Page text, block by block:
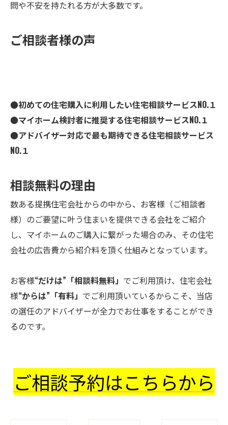
問や不安を持たれる方が大多数です。
ご相談者様の声
●初めての住宅購入に利用したい住宅相談サービスNO.１
●マイホーム検討者に推奨する住宅相談サービスNO.１
●アドバイザー対応で最も期待できる住宅相談サービス
NO.１
相談無料の理由
数ある提携住宅会社からの中から、お客様（ご相談者
様）のご要望に叶う住まいを提供できる会社をご紹介
し、マイホームのご購入に繋がった場合のみ、その住宅
会社の広告費から紹介料を頂く仕組みとなっています。
お客様“だけは” 「相談料無料」 でご利用頂け、住宅会社
様“からは” 「有料」 でご利用頂いているからこそ、当店
の選任のアドバイザーが全力でお仕事をすることができ
るのです。
ご相談予約はこちらから